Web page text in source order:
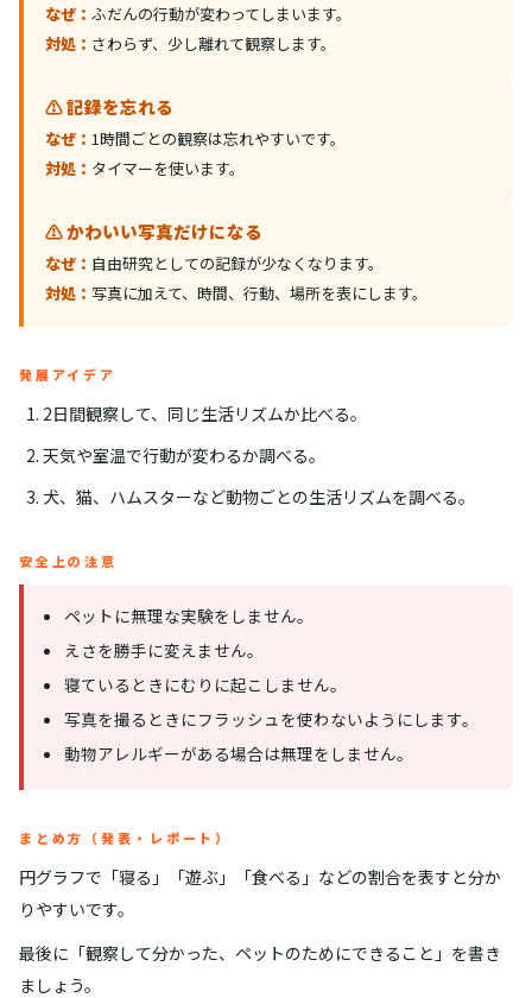
なぜ： ふだんの行動が変わってしまいます。
対処： さわらず、少し離れて観察します。
⚠️ 記録を忘れる
なぜ： 1時間ごとの観察は忘れやすいです。
対処： タイマーを使います。
⚠️ かわいい写真だけになる
なぜ： 自由研究としての記録が少なくなります。
対処： 写真に加えて、時間、行動、場所を表にします。
発展アイデア
2日間観察して、同じ生活リズムか比べる。
天気や室温で行動が変わるか調べる。
犬、猫、ハムスターなど動物ごとの生活リズムを調べる。
安全上の注意
ペットに無理な実験をしません。
えさを勝手に変えません。
寝ているときにむりに起こしません。
写真を撮るときにフラッシュを使わないようにします。
動物アレルギーがある場合は無理をしません。
まとめ方（発表・レポート）
円グラフで「寝る」「遊ぶ」「食べる」などの割合を表すと分か
りやすいです。
最後に「観察して分かった、ペットのためにできること」を書き
ましょう。